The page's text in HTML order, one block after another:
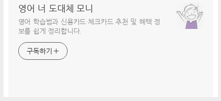
영어 너 도대체 모니
영어 학습법과 신용카드·체크카드 추천 및 혜택 정
보를 쉽게 정리합니다.
구독하기